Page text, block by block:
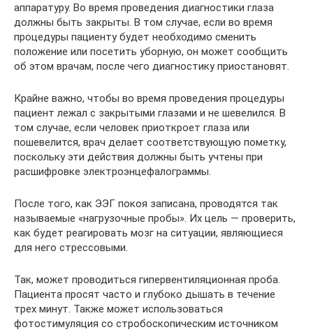
аппаратуру. Во время проведения диагностики глаза
должны быть закрыты. В том случае, если во время
процедуры пациенту будет необходимо сменить
положение или посетить уборную, он может сообщить
об этом врачам, после чего диагностику приостановят.
Крайне важно, чтобы во время проведения процедуры
пациент лежал с закрытыми глазами и не шевелился. В
том случае, если человек приоткроет глаза или
пошевелится, врач делает соответствующую пометку,
поскольку эти действия должны быть учтены при
расшифровке электроэнцефалограммы.
После того, как ЭЭГ покоя записана, проводятся так
называемые «нагрузочные пробы». Их цель — проверить,
как будет реагировать мозг на ситуации, являющиеся
для него стрессовыми.
Так, может проводиться гипервентиляционная проба.
Пациента просят часто и глубоко дышать в течение
трех минут. Также может использоваться
фотостимуляция со стробоскопическим источником